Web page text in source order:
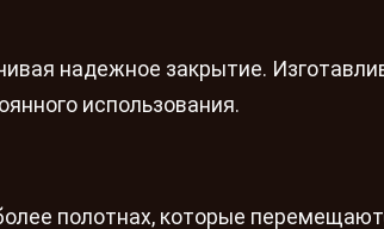
надежное закрытие.
использования.
полотнах, которые